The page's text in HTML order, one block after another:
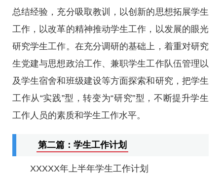
总结经验，充分吸取教训，以创新的思想拓展学生
工作，以改革的精神推动学生工作，以发展的眼光
研究学生工作。在充分调研的基础上，着重对研究
生党建与思想政治工作、兼职学生工作队伍管理以
及学生宿舍和班级建设等方面探索和研究，把学生
工作从“实践”型，转变为“研究”型，不断提升学生
工作人员的素质和学生工作水平。
第二篇：学生工作计划
XXXXX年上半年学生工作计划